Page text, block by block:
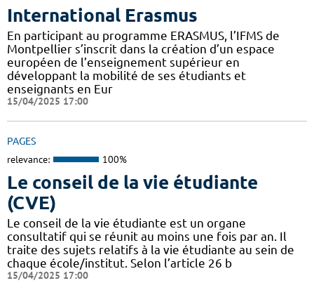
International Erasmus
En participant au programme ERASMUS, l’IFMS de
Montpellier s’inscrit dans la création d’un espace
européen de l’enseignement supérieur en
développant la mobilité de ses étudiants et
enseignants en Eur
15/04/2025 17:00
PAGES
relevance: 100%
Le conseil de la vie étudiante
(CVE)
Le conseil de la vie étudiante est un organe
consultatif qui se réunit au moins une fois par an. Il
traite des sujets relatifs à la vie étudiante au sein de
chaque école/institut. Selon l’article 26 b
15/04/2025 17:00